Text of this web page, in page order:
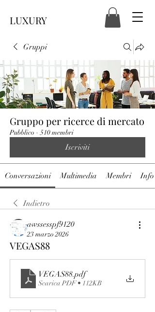
LUXURY
Gruppi
Gruppo per ricerce di mercato
Pubblico · 510 membri
Iscriviti
Conversazioni Multimedia Membri Info
Indietro
awssesspf9120
23 marzo 2026
VEGAS88
VEGAS88.pdf
Scarica PDF • 112KB